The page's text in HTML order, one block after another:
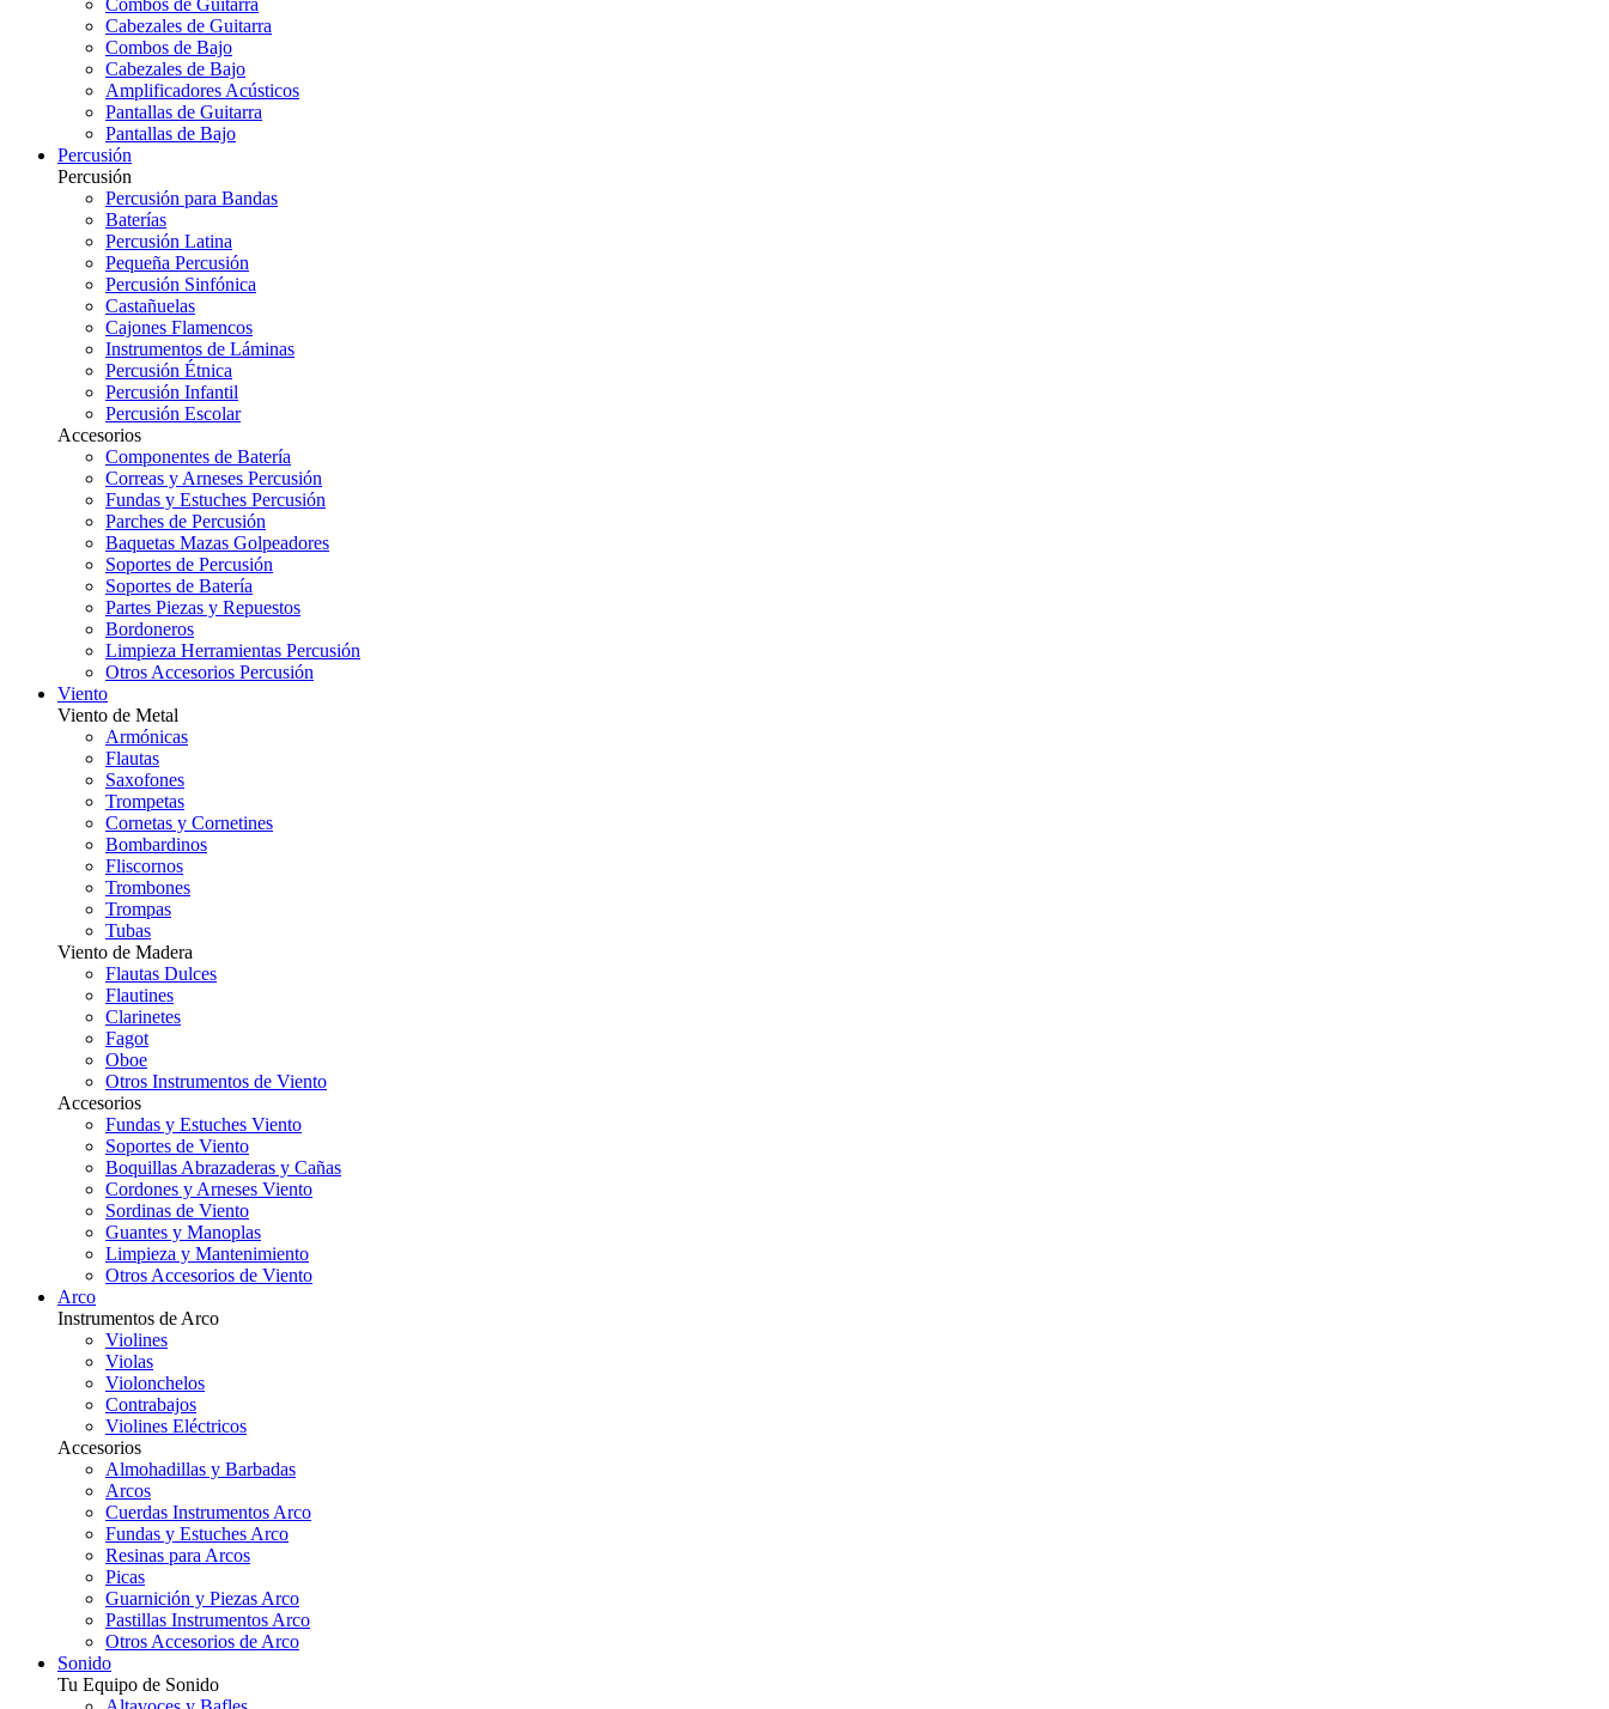
Combos de Guitarra
Cabezales de Guitarra
Combos de Bajo
Cabezales de Bajo
Amplificadores Acústicos
Pantallas de Guitarra
Pantallas de Bajo
Percusión
Percusión
Percusión para Bandas
Baterías
Percusión Latina
Pequeña Percusión
Percusión Sinfónica
Castañuelas
Cajones Flamencos
Instrumentos de Láminas
Percusión Étnica
Percusión Infantil
Percusión Escolar
Accesorios
Componentes de Batería
Correas y Arneses Percusión
Fundas y Estuches Percusión
Parches de Percusión
Baquetas Mazas Golpeadores
Soportes de Percusión
Soportes de Batería
Partes Piezas y Repuestos
Bordoneros
Limpieza Herramientas Percusión
Otros Accesorios Percusión
Viento
Viento de Metal
Armónicas
Flautas
Saxofones
Trompetas
Cornetas y Cornetines
Bombardinos
Fliscornos
Trombones
Trompas
Tubas
Viento de Madera
Flautas Dulces
Flautines
Clarinetes
Fagot
Oboe
Otros Instrumentos de Viento
Accesorios
Fundas y Estuches Viento
Soportes de Viento
Boquillas Abrazaderas y Cañas
Cordones y Arneses Viento
Sordinas de Viento
Guantes y Manoplas
Limpieza y Mantenimiento
Otros Accesorios de Viento
Arco
Instrumentos de Arco
Violines
Violas
Violonchelos
Contrabajos
Violines Eléctricos
Accesorios
Almohadillas y Barbadas
Arcos
Cuerdas Instrumentos Arco
Fundas y Estuches Arco
Resinas para Arcos
Picas
Guarnición y Piezas Arco
Pastillas Instrumentos Arco
Otros Accesorios de Arco
Sonido
Tu Equipo de Sonido